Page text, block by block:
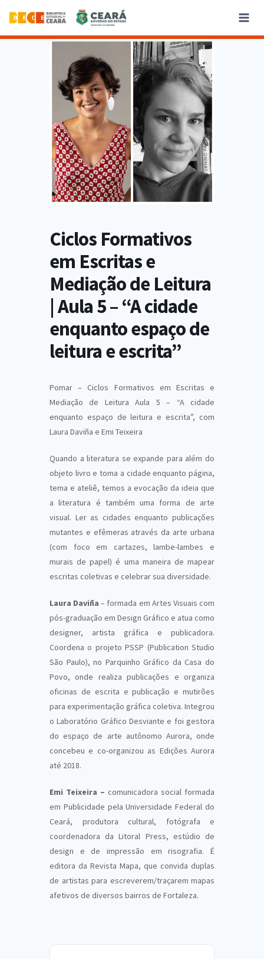
Ciclos Formativos
em Escritas e
Mediação de Leitura
| Aula 5 – “A cidade
enquanto espaço de
leitura e escrita”
Pomar – Ciclos Formativos em Escritas e
Mediação de Leitura Aula 5 – “A cidade
enquanto espaço de leitura e escrita”, com
Laura Daviña e Emi Teixeira
Quando a literatura se expande para além do
objeto livro e toma a cidade enquanto página,
tema e ateliê, temos a evocação da ideia que
a literatura é também uma forma de arte
visual. Ler as cidades enquanto publicações
mutantes e efêmeras através da arte urbana
(com foco em cartazes, lambe-lambes e
murais de papel) é uma maneira de mapear
escritas coletivas e celebrar sua diversidade.
Laura Daviña– formada em Artes Visuais com
pós-graduação em Design Gráfico e atua como
designer, artista gráfica e publicadora.
Coordena o projeto PSSP (Publication Studio
São Paulo), no Parquinho Gráfico da Casa do
Povo, onde realiza publicações e organiza
oficinas de escrita e publicação e mutirões
para experimentação gráfica coletiva. Integrou
o Laboratório Gráfico Desviante e foi gestora
do espaço de arte autônomo Aurora, onde
concebeu e co-organizou as Edições Aurora
até 2018.
Emi Teixeira – comunicadora social formada
em Publicidade pela Universidade Federal do
Ceará, produtora cultural, fotógrafa e
coordenadora da Litoral Press, estúdio de
design e de impressão em risografia. É
editora da Revista Mapa, que convida duplas
de artistas para escreverem/traçarem mapas
afetivos de diversos bairros de Fortaleza.